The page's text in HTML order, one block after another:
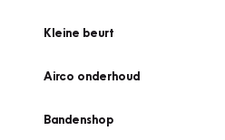
Kleine beurt
Airco onderhoud
Bandenshop